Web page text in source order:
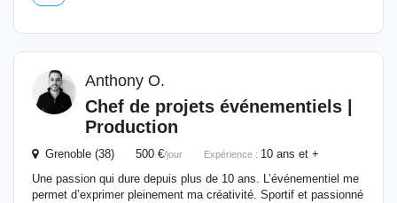
Anthony O.
Chef de projets événementiels |
Production
Grenoble (38) 500 €/jour Expérience : 10 ans et +
Une passion qui dure depuis plus de 10 ans. L’événementiel me
permet d’exprimer pleinement ma créativité. Sportif et passionné